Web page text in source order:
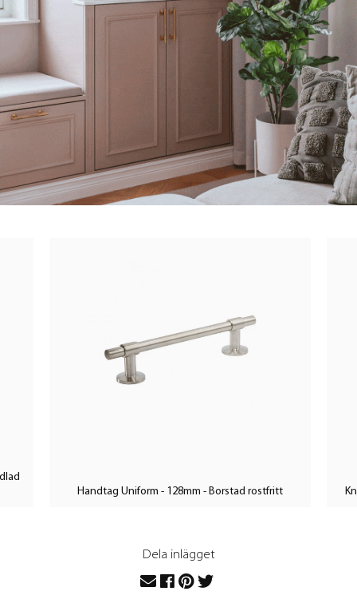
Handtag Uniform - 128mm - Borstad rostfritt
Dela inlägget